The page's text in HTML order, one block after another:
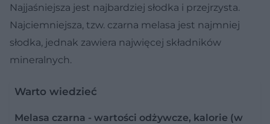
Najjaśniejsza jest najbardziej słodka i przejrzysta.
Najciemniejsza, tzw. czarna melasa jest najmniej
słodka, jednak zawiera najwięcej składników
mineralnych.
Warto wiedzieć
Melasa czarna - wartości odżywcze, kalorie (w